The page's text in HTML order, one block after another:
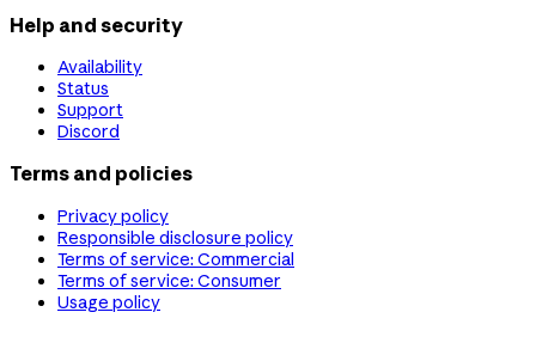
Help and security
Availability
Status
Support
Discord
Terms and policies
Privacy policy
Responsible disclosure policy
Terms of service: Commercial
Terms of service: Consumer
Usage policy